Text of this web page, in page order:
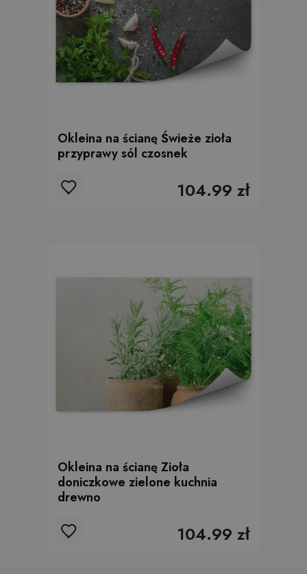
Okleina na ścianę Świeże zioła
przyprawy sól czosnek
104.99 zł
Okleina na ścianę Zioła
doniczkowe zielone kuchnia
drewno
104.99 zł